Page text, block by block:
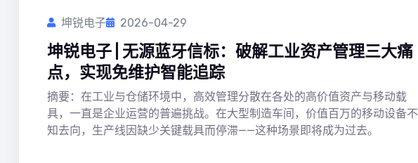
坤锐电子 2026-04-29
坤锐电子 | 无源蓝牙信标：破解工业资产管理三大痛
点，实现免维护智能追踪
摘要：在工业与仓储环境中，高效管理分散在各处的高价值资产与移动载
具，一直是企业运营的普遍挑战。在大型制造车间，价值百万的移动设备不
知去向，生产线因缺少关键载具而停滞——这种场景即将成为过去。